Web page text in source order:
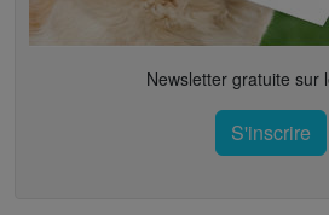
Newsletter gratuite sur
S'inscrire